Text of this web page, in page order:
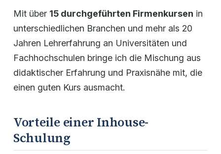
Mit über 15 durchgeführten Firmenkursen in
unterschiedlichen Branchen und mehr als 20
Jahren Lehrerfahrung an Universitäten und
Fachhochschulen bringe ich die Mischung aus
didaktischer Erfahrung und Praxisnähe mit, die
einen guten Kurs ausmacht.
Vorteile einer Inhouse-
Schulung